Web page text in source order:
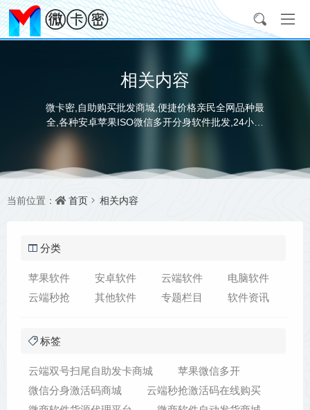
相关内容
微卡密,自助购买批发商城,便捷价格亲民全网品种最
全,各种安卓苹果ISO微信多开分身软件批发,24小时
自动发卡平台让您拿码无忧! 打造最全正版软件激活
当前位置： 首页 相关内容
分类
苹果软件 安卓软件 云端软件
电脑软件
云端秒抢
其他软件 专题栏目 软件资讯
标签
云端双号扫尾自助发卡商城
苹果微信多开
微信分身激活码商城
云端秒抢激活码在线购买